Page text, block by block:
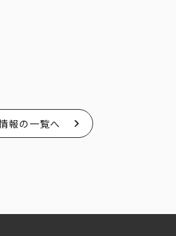
報の一覧へ